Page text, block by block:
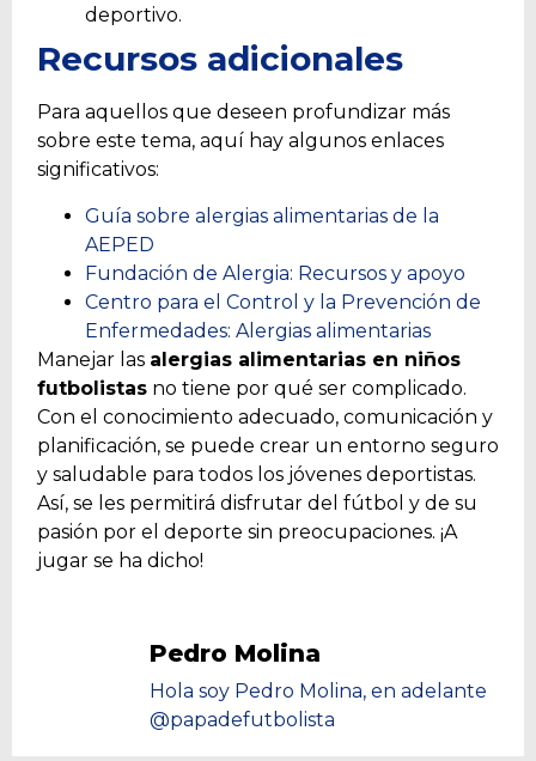
deportivo.
Recursos adicionales
Para aquellos que deseen profundizar más
sobre este tema, aquí hay algunos enlaces
significativos:
Guía sobre alergias alimentarias de la
AEPED
Fundación de Alergia: Recursos y apoyo
Centro para el Control y la Prevención de
Enfermedades: Alergias alimentarias
Manejar las alergias alimentarias en niños
futbolistas no tiene por qué ser complicado.
Con el conocimiento adecuado, comunicación y
planificación, se puede crear un entorno seguro
y saludable para todos los jóvenes deportistas.
Así, se les permitirá disfrutar del fútbol y de su
pasión por el deporte sin preocupaciones. ¡A
jugar se ha dicho!
Pedro Molina
Hola soy Pedro Molina, en adelante
@papadefutbolista